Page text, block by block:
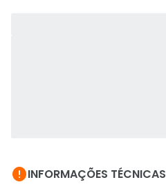
INFORMAÇÕES TÉCNICAS